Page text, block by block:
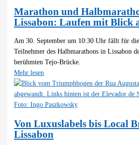
Marathon und
Lissabon: Laufen mit Blick
Am 30. September um 10:30 Uhr fällt für
Teilnehmer des Halbmarathons in Lissabon
berühmten Tejo-Brücke.
Mehr lesen
Von Luxuslabels bis Local
Lissabon